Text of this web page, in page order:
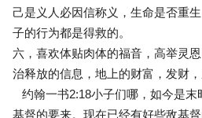
己是义人必因信称义，生命是否重
子的行为都是得救的。
六，喜欢体贴肉体的福音，高举灵
治释放的信息，地上的财富，发
约翰一书2:18小子们哪，如今是末
基督的要来。现在已经有好些敌基